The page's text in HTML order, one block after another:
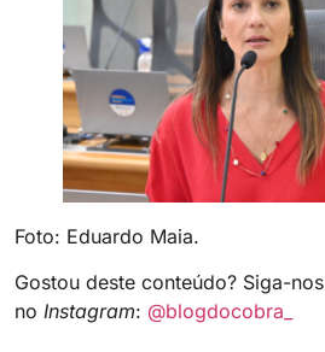
Foto: Eduardo Maia.
Gostou deste conteúdo? Siga-nos
no Instagram: @blogdocobra_